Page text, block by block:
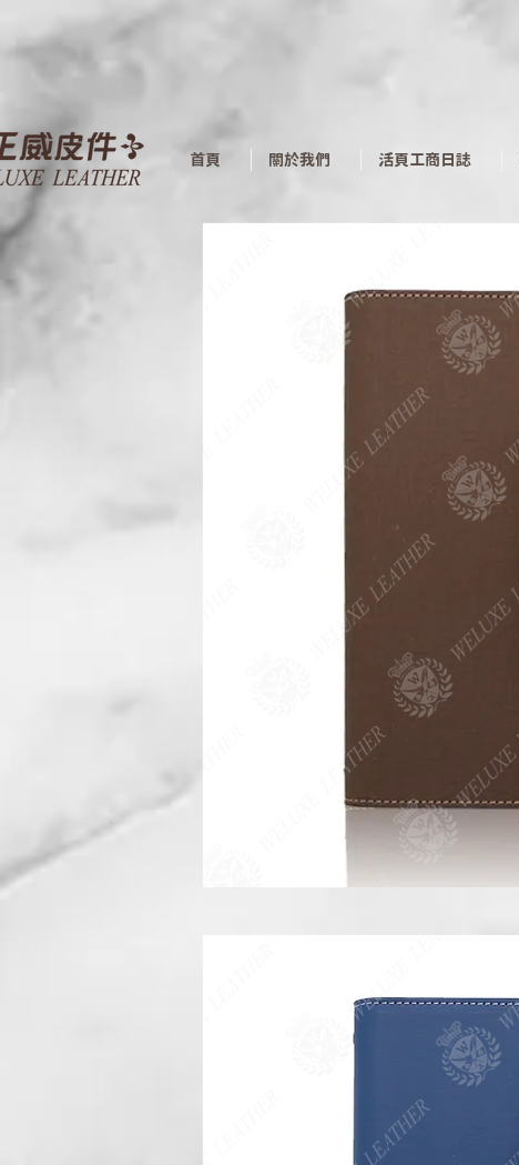
首頁 關於我們 活頁工商日誌